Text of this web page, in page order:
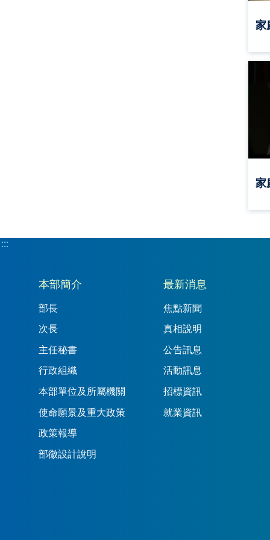
家
家
:::
:::
本部簡介
部長
次長
主任秘書
行政組織
本部單位及所屬機關
使命願景及重大政策
政策報導
部徽設計說明
最新消息
焦點新聞
真相說明
公告訊息
活動訊息
招標資訊
就業資訊